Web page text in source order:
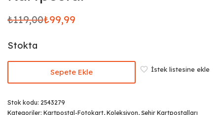
₺119,00
Orijinal
₺119,00.
₺99,99
Şu
fiyat:
₺99,99.
Stokta
Sepete Ekle İstek listesine ekle
Stok kodu: 2543279
Kategoriler: Kartpostal-Fotokart, Koleksiyon, Şehir Kartpostalları